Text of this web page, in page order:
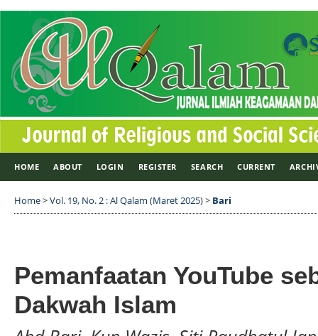
HOME ABOUT LOGIN REGISTER SEARCH CURRENT
Home>Vol. 19, No. 2 : Al Qalam (Maret 2025)> Bari
Pemanfaatan YouTube
Dakwah Islam